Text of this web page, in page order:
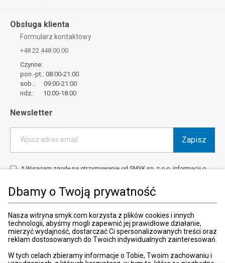
Dbamy o Twoją prywatność
Nasza witryna smyk.com korzysta z plików cookies i innych
technologii, abyśmy mogli zapewnić jej prawidłowe działanie,
mierzyć wydajność, dostarczać Ci spersonalizowanych treści oraz
reklam dostosowanych do Twoich indywidualnych zainteresowań.
W tych celach zbieramy informacje o Tobie, Twoim zachowaniu i
Obsługa klienta
Formularz kontaktowy
+48 22 448 00 00
Czynne:
pon.-pt.: 08:00-21:00
sob.: 09:00-21:00
ndz.: 10:00-18:00
Newsletter
Wpisz adres email Zapisz
*Wyrażam zgodę na otrzymywanie od SMYK sp. z o.o. informacji o
elektronicznej (e-mail).
W każdej chwili możesz z łatwością cofnąć wyrażone zgody.
Kraj i język: Polska (Poland)